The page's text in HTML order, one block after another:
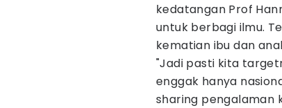
kedatangan Prof
untuk berbagi ilmu.
kematian ibu dan
"Jadi pasti kita
enggak hanya
sharing pengalaman